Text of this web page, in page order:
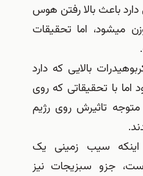
باعث بالا رفتن هوس
میشود، اما تحقیقات
بالایی که دارد
اما با تحقیقاتی که روی
تاثیرش روی رژیم
اینکه سیب زمینی یک
جزو سبزیجات نیز